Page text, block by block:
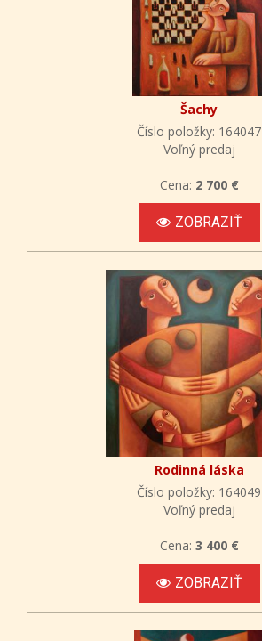
Šachy
Číslo položky: 164047
Voľný predaj
Cena: 2 700 €
ZOBRAZIŤ
Rodinná láska
Číslo položky: 164049
Voľný predaj
Cena: 3 400 €
ZOBRAZIŤ